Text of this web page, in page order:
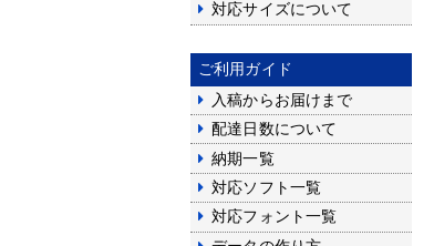
対応サイズについて
ご利用ガイド
入稿からお届けまで
配達日数について
納期一覧
対応ソフト一覧
対応フォント一覧